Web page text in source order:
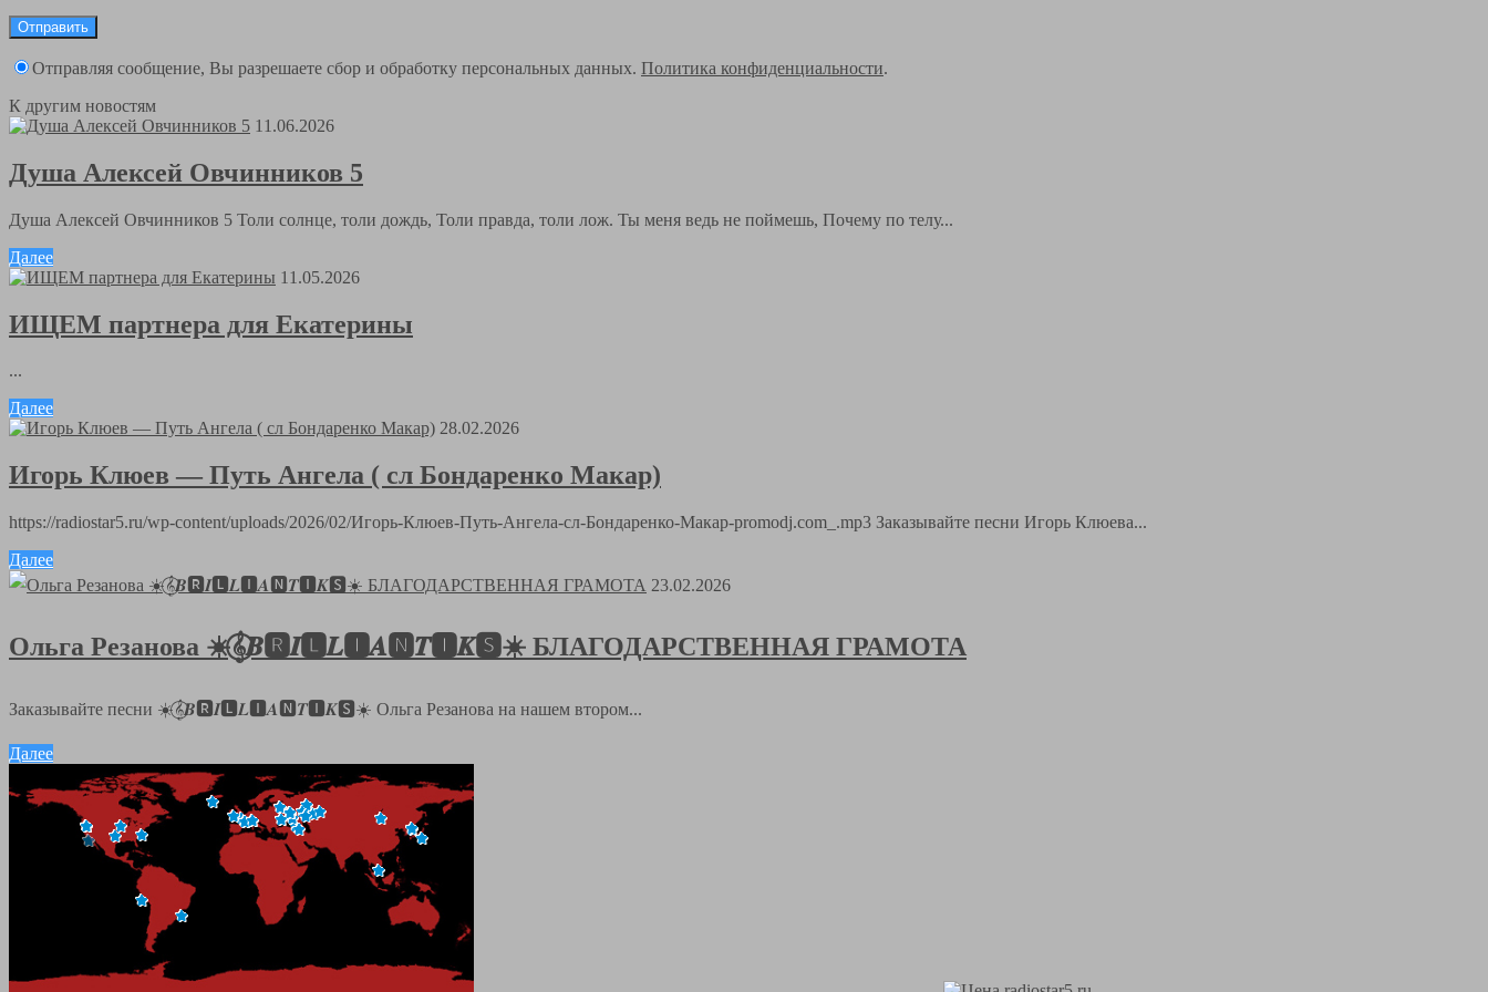
Отправляя сообщение, Вы разрешаете сбор и обработку персональных данных. Политика конфиденциальности.
К другим новостям
11.06.2026
Душа Алексей Овчинников 5
Душа Алексей Овчинников 5 Толи солнце, толи дождь, Толи правда, толи лож. Ты меня ведь не поймешь, Почему по телу...
Далее
11.05.2026
ИЩЕМ партнера для Екатерины
...
Далее
28.02.2026
Игорь Клюев — Путь Ангела ( сл Бондаренко Макар)
https://radiostar5.ru/wp-content/uploads/2026/02/Игорь-Клюев-Путь-Ангела-сл-Бондаренко-Макар-promodj.com_.mp3 Заказывайте песни Игорь Клюева...
Далее
23.02.2026
Ольга Резанова ☀️𝄞⃝𝑩🆁𝑰🅻𝑳🅸𝑨🅽𝑻🅸𝑲🆂☀️ БЛАГОДАРСТВЕННАЯ ГРАМОТА
Заказывайте песни ☀️𝄞⃝𝑩🆁𝑰🅻𝑳🅸𝑨🅽𝑻🅸𝑲🆂☀️ Ольга Резанова на нашем втором...
Далее